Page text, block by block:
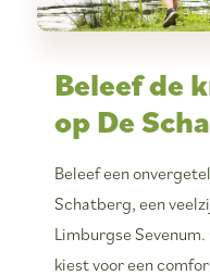
Beleef de
op De
Beleef een
Schatberg, een
Limburgse
kiest voor een